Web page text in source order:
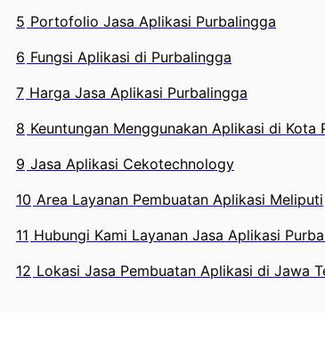
5 Portofolio Jasa Aplikasi Purbalingga
6 Fungsi Aplikasi di Purbalingga
7 Harga Jasa Aplikasi Purbalingga
8 Keuntungan Menggunakan Aplikasi di Kota
9 Jasa Aplikasi Cekotechnology
10 Area Layanan Pembuatan Aplikasi Meliputi
11 Hubungi Kami Layanan Jasa Aplikasi
12 Lokasi Jasa Pembuatan Aplikasi di Jawa